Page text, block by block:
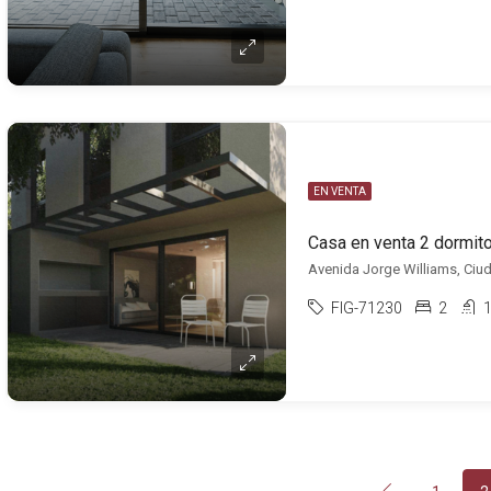
EN VENTA
Avenida Jorge Williams,
FIG-71230 2 1